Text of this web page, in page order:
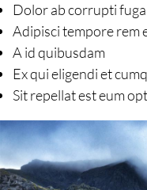
Dolor ab corrupti
Adipisci tempore rem
A id quibusdam
Ex qui eligendi et
Sit repellat est eum